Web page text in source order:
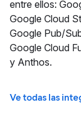
entre ellos:
Google Cloud
Google Pub/
Google Cloud
y Anthos.
Ve todas las